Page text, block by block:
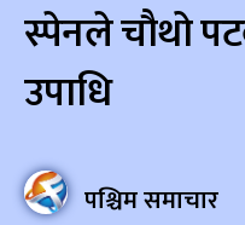
स्पेनले चौथो
उपाधि
पश्चिम समाचार